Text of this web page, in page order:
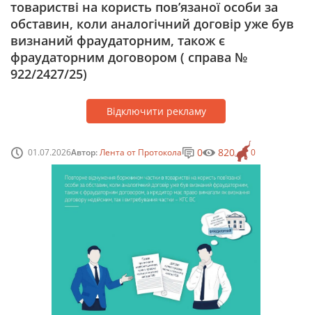
товаристві на користь пов’язаної особи за
обставин, коли аналогічний договір уже був
визнаний фраудаторним, також є
фраудаторним договором ( справа №
922/2427/25)
Відключити рекламу
01.07.2026Автор:Лента от Протокола 0
0 820